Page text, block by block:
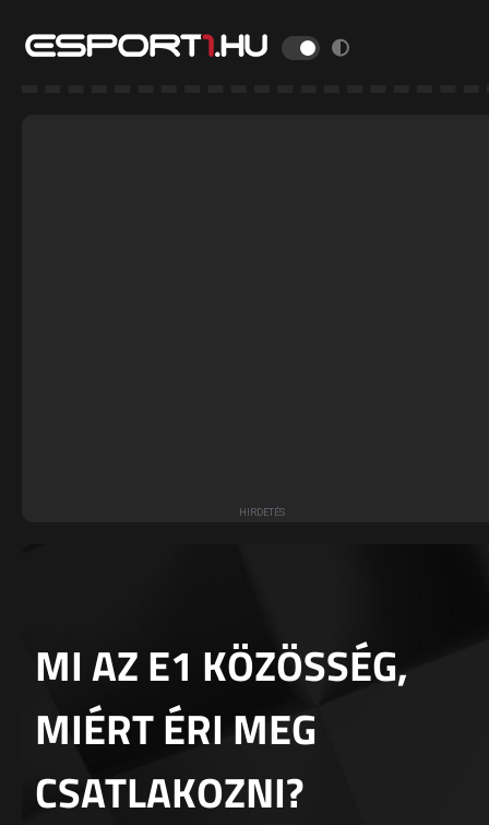
MI AZ E1 KÖZÖSSÉG,
MIÉRT ÉRI MEG
CSATLAKOZNI?